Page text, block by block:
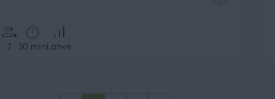
2 30 minŁatwe